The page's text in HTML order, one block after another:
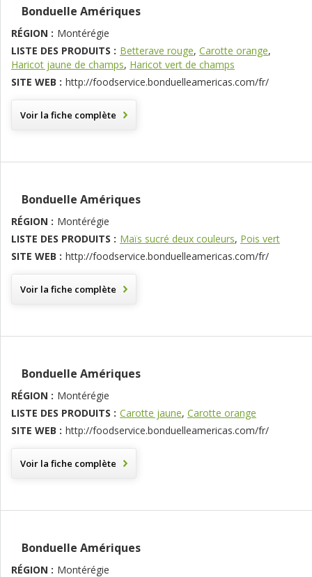
Bonduelle Amériques
RÉGION : Montérégie
LISTE DES PRODUITS : Betterave rouge, Carotte orange,
Haricot jaune de champs, Haricot vert de champs
SITE WEB : http://foodservice.bonduelleamericas.com/fr/
Voir la fiche complète
Bonduelle Amériques
RÉGION : Montérégie
LISTE DES PRODUITS : Maïs sucré deux couleurs, Pois vert
SITE WEB : http://foodservice.bonduelleamericas.com/fr/
Voir la fiche complète
Bonduelle Amériques
RÉGION : Montérégie
LISTE DES PRODUITS : Carotte jaune, Carotte orange
SITE WEB : http://foodservice.bonduelleamericas.com/fr/
Voir la fiche complète
Bonduelle Amériques
RÉGION : Montérégie